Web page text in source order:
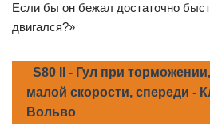
Если бы он бежал достаточно
двигался?»
S80 II - Гул при
малой скорости, спереди -
Вольво